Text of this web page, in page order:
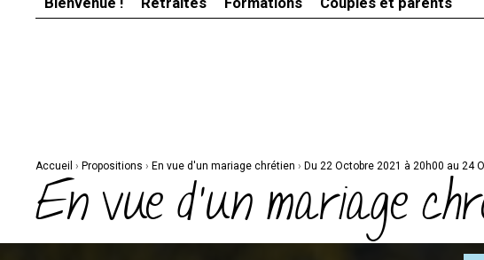
Accueil › Propositions › En vue d'un mariage chrétien › Du 22 Octobre 2021 à 20h00 au 24
En vue d'un mariage